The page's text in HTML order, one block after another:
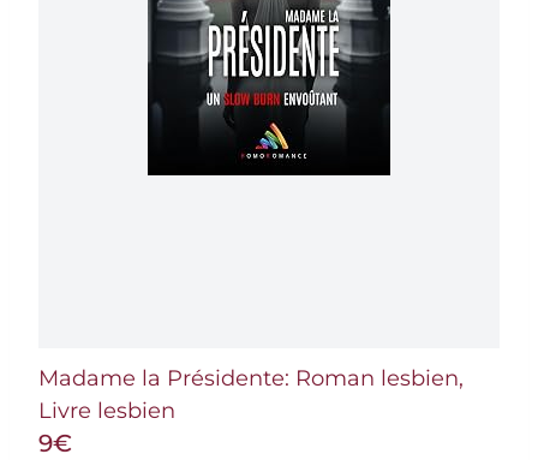
Madame la Présidente: Roman lesbien,
Livre lesbien
9€